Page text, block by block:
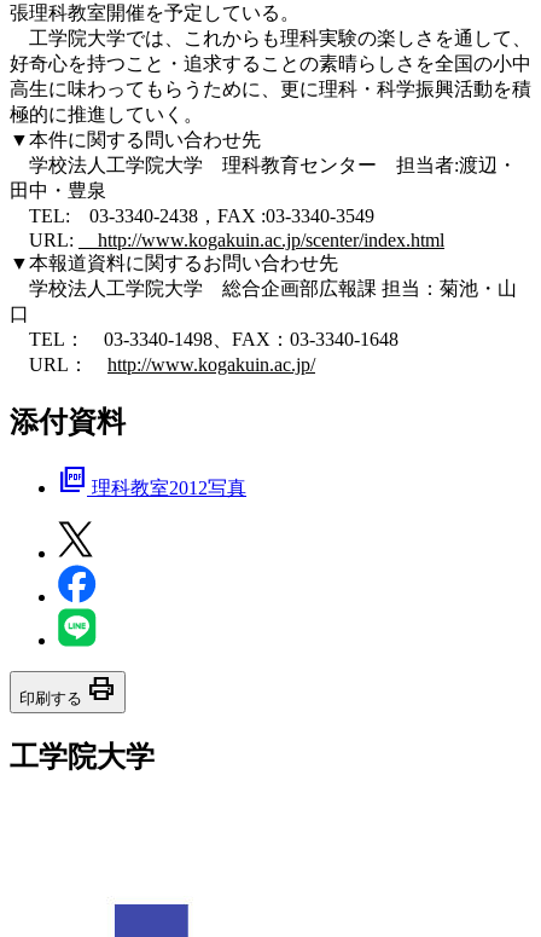
張理科教室開催を予定している。
工学院大学では、これからも理科実験の楽しさを通して、
好奇心を持つこと・追求することの素晴らしさを全国の小中
高生に味わってもらうために、更に理科・科学振興活動を積
極的に推進していく。
▼本件に関する問い合わせ先
学校法人工学院大学 理科教育センター 担当者:渡辺・
田中・豊泉
TEL: 03-3340-2438，FAX :03-3340-3549
URL:
http://www.kogakuin.ac.jp/scenter/index.html
▼本報道資料に関するお問い合わせ先
学校法人工学院大学 総合企画部広報課 担当：菊池・山
口
TEL： 03-3340-1498、FAX：03-3340-1648
URL： http://www.kogakuin.ac.jp/
添付資料
picture_as_pdf 理科教室2012写真
印刷する print
工学院大学